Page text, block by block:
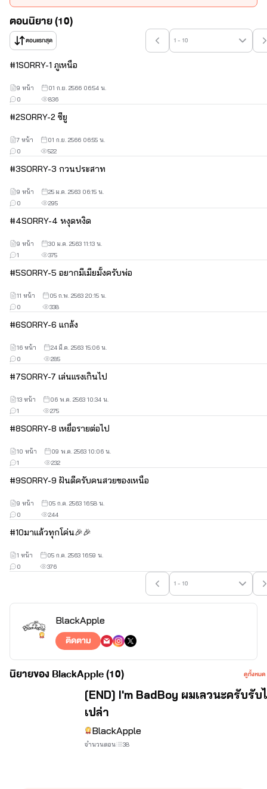
ตอนนิยาย (10)
ตอนแรกสุด 1 - 10
#1SORRY-1 ภูเหนือ
836
0
9 หน้า 01 ก.ย. 2566 06:54 น.
#2SORRY-2 ซียู
522
0
7 หน้า 01 ก.ย. 2566 06:55 น.
#3SORRY-3 กวนประสาท
295
0
9 หน้า 25 ม.ค. 2563 06:15 น.
#4SORRY-4 หงุดหงิด
375
1
9 หน้า 30 ม.ค. 2563 11:13 น.
#5SORRY-5 อยากมีเมียมั้งครับพ่อ
338
0
11 หน้า 05 ก.พ. 2563 20:15 น.
#6SORRY-6 แกล้ง
285
0
16 หน้า 24 มี.ค. 2563 15:06 น.
#7SORRY-7 เล่นเเรงเกินไป
275
1
13 หน้า 06 พ.ค. 2563 10:34 น.
#8SORRY-8 เหยื่อรายต่อไป
232
1
10 หน้า 09 พ.ค. 2563 10:06 น.
#9SORRY-9 ฝันดีครับคนสวยของเหนือ
244
0
9 หน้า 05 ก.ค. 2563 16:58 น.
#10มาเเล้วทุกโค่น🎉🎉
376
0
1 หน้า 05 ก.ค. 2563 16:59 น.
1 - 10
BlackApple
ติดตาม
นิยายของ BlackApple (10) ดูทั้งหมด
[END] I'm BadBoy ผมเลวนะครับรับ
เปล่า
BlackApple
จำนวนตอน 38